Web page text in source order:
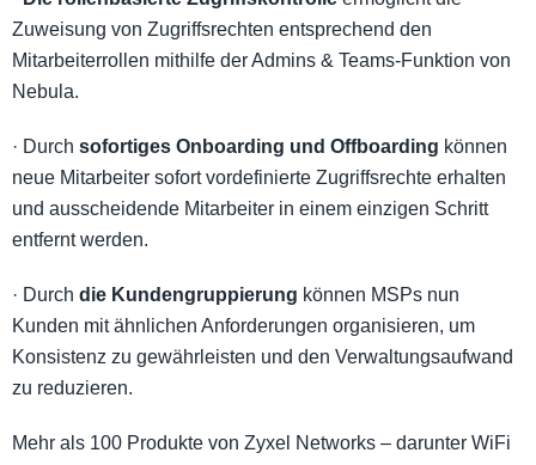
Zuweisung von Zugriffsrechten entsprechend den
Mitarbeiterrollen mithilfe der Admins & Teams-Funktion von
Nebula.
· Durch sofortiges Onboarding und Offboarding können
neue Mitarbeiter sofort vordefinierte Zugriffsrechte erhalten
und ausscheidende Mitarbeiter in einem einzigen Schritt
entfernt werden.
· Durch die Kundengruppierung können MSPs nun
Kunden mit ähnlichen Anforderungen organisieren, um
Konsistenz zu gewährleisten und den Verwaltungsaufwand
zu reduzieren.
Mehr als 100 Produkte von Zyxel Networks – darunter WiFi